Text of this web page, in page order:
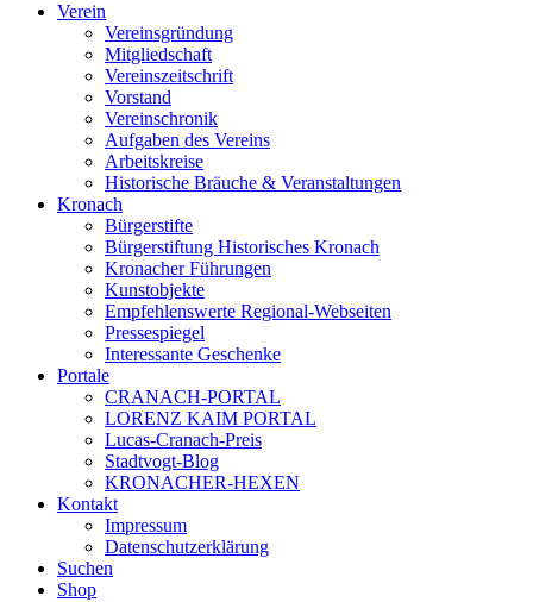
Verein
Vereinsgründung
Mitgliedschaft
Vereinszeitschrift
Vorstand
Vereinschronik
Aufgaben des Vereins
Arbeitskreise
Historische Bräuche & Veranstaltungen
Kronach
Bürgerstifte
Bürgerstiftung Historisches Kronach
Kronacher Führungen
Kunstobjekte
Empfehlenswerte Regional-Webseiten
Pressespiegel
Interessante Geschenke
Portale
CRANACH-PORTAL
LORENZ KAIM PORTAL
Lucas-Cranach-Preis
Stadtvogt-Blog
KRONACHER-HEXEN
Kontakt
Impressum
Datenschutzerklärung
Suchen
Shop